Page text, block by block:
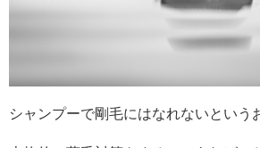
シャンプーで剛毛にはなれないという